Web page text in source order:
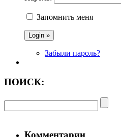
Запомнить меня
Забыли пароль?
ПОИСК:
Комментарии